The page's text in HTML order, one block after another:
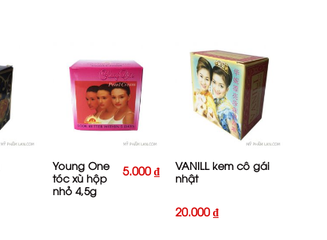
Young One
tóc xù hộp
nhỏ 4,5g
5.000₫
VANILL kem cô gái
nhật
20.000₫